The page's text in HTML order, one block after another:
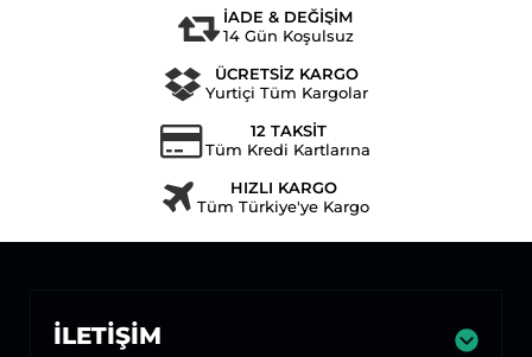
İADE & DEĞİŞİM
14 Gün Koşulsuz
ÜCRETSİZ KARGO
Yurtiçi Tüm Kargolar
12 TAKSİT
Tüm Kredi Kartlarına
HIZLI KARGO
Tüm Türkiye'ye Kargo
İLETIŞIM